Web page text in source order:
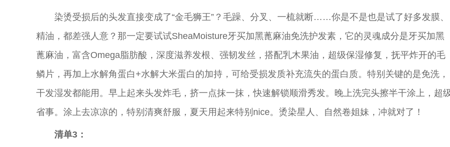
染烫受损后的头发直接变成了“金毛狮王”？毛躁、分叉、一梳就断……你是不是也是试了好多发膜、
精油，都差强人意？那一定要试试SheaMoisture牙买加黑蓖麻油免洗护发素，它的灵魂成分是牙买加黑
蓖麻油，富含Omega脂肪酸，深度滋养发根、强韧发丝，搭配乳木果油，超级保湿修复，抚平炸开的毛
鳞片，再加上水解角蛋白+水解大米蛋白的加持，可给受损发质补充流失的蛋白质。特别关键的是免洗，
干发湿发都能用。早上起来头发炸毛，挤一点抹一抹，快速解锁顺滑秀发。晚上洗完头擦半干涂上，超
省事。涂上去凉凉的，特别清爽舒服，夏天用起来特别nice。烫染星人、自然卷姐妹，冲就对了！
清单3：